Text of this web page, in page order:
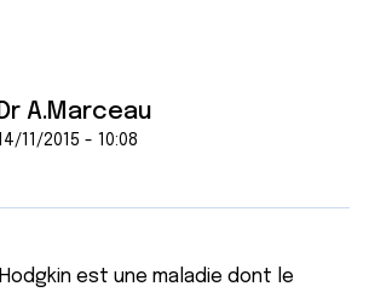
Dr A.Marceau
14/11/2015 - 10:08
est une maladie dont le